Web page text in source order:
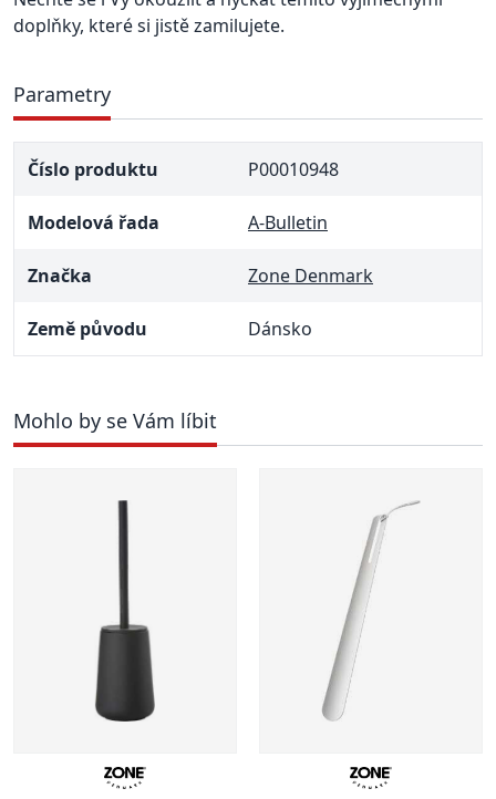
doplňky, které si jistě zamilujete.
Parametry
Číslo produktu P00010948
Modelová řada A-Bulletin
Značka Zone Denmark
Země původu Dánsko
Mohlo by se Vám líbit